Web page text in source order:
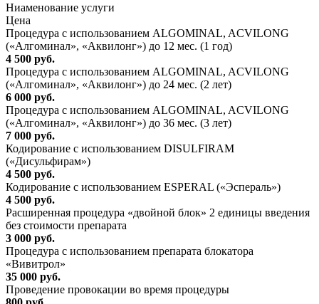
Ниaменование услуги
Цена
Процедура с использованием ALGOMINAL, ACVILONG
(«Алгоминал», «Аквилонг») до 12 мес. (1 год)
4 500 руб.
Процедура с использованием ALGOMINAL, ACVILONG
(«Алгоминал», «Аквилонг») до 24 мес. (2 лет)
6 000 руб.
Процедура с использованием ALGOMINAL, ACVILONG
(«Алгоминал», «Аквилонг») до 36 мес. (3 лет)
7 000 руб.
Кодирование с использованием DISULFIRAM
(«Дисульфирам»)
4 500 руб.
Кодирование с использованием ESPERAL («Эспераль»)
4 500 руб.
Расширенная процедура «двойной блок» 2 единицы введения
без стоимости препарата
3 000 руб.
Процедура с использованием препарата блокатора
«Вивитрол»
35 000 руб.
Проведение провокации во время процедуры